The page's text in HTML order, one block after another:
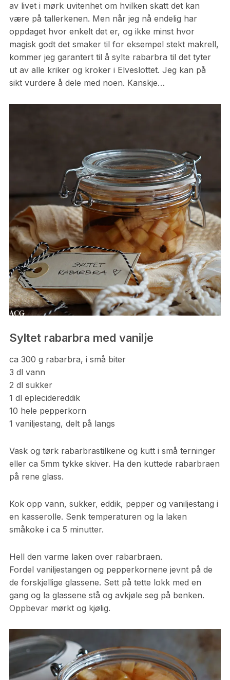
av livet i mørk uvitenhet om hvilken skatt det kan
være på tallerkenen. Men når jeg nå endelig har
oppdaget hvor enkelt det er, og ikke minst hvor
magisk godt det smaker til for eksempel stekt makrell,
kommer jeg garantert til å sylte rabarbra til det tyter
ut av alle kriker og kroker i Elveslottet. Jeg kan på
sikt vurdere å dele med noen. Kanskje…
Syltet rabarbra med vanilje
ca 300 g rabarbra, i små biter
3 dl vann
2 dl sukker
1 dl eplecidereddik
10 hele pepperkorn
1 vaniljestang, delt på langs
Vask og tørk rabarbrastilkene og kutt i små terninger
eller ca 5mm tykke skiver. Ha den kuttede rabarbraen
på rene glass.
Kok opp vann, sukker, eddik, pepper og vaniljestang i
en kasserolle. Senk temperaturen og la laken
småkoke i ca 5 minutter.
Hell den varme laken over rabarbraen.
Fordel vaniljestangen og pepperkornene jevnt på de
de forskjellige glassene. Sett på tette lokk med en
gang og la glassene stå og avkjøle seg på benken.
Oppbevar mørkt og kjølig.